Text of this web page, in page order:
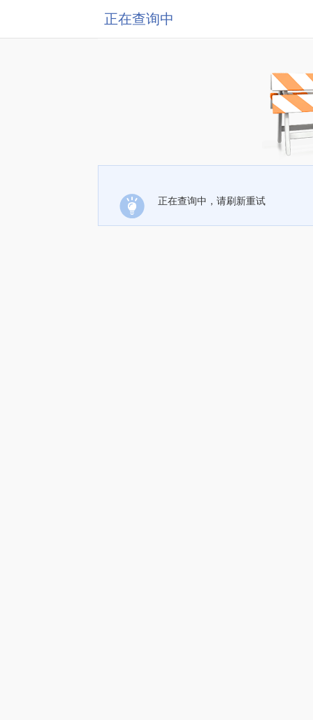
正在查询中
正在查询中，请刷新重试